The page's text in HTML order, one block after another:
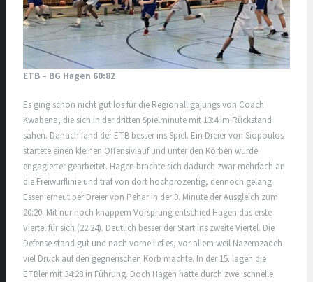
ETB – BG Hagen 60:82
Es ging schon nicht gut los für die Regionalligajungs von Coach
Kwabena, die sich in der dritten Spielminute mit 13:4 im Rückstand
sahen. Danach fand der ETB besser ins Spiel. Ein Dreier von Siopoulos
startete einen kleinen Offensivlauf und unter den Körben wurde
engagierter gearbeitet. Hagen brachte sich dadurch zwar mehrfach an
die Freiwurflinie und traf von dort hochprozentig, dennoch gelang
Essen erneut per Dreier von Pehar in der 9. Minute der Ausgleich zum
20:20. Mit nur noch knappem Vorsprung entschied Hagen das erste
Viertel für sich (22:24). Deutlich besser der Start ins zweite Viertel. Die
Defense stand gut und nach vorne lief es, vor allem weil Nazemzadeh
viel Druck auf den gegnerischen Korb machte. In der 15. lagen die
ETBler mit 34:28 in Führung. Doch Hagen hatte durch zwei schnelle